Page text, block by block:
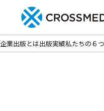
企業出版とは出版実績私たちの６